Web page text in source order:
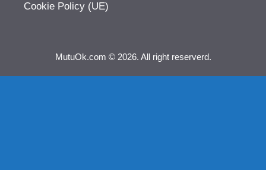
Cookie Policy (UE)
MutuOk.com © 2026. All right reserverd.